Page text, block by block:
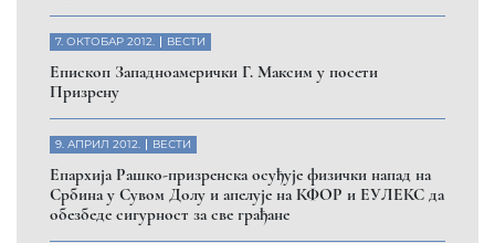
7. ОКТОБАР 2012. ВЕСТИ
Eпископ Западноамерички Г. Максим у посети
Призрену
9. АПРИЛ 2012. ВЕСТИ
Eпархија Рашко-призренска осуђује физички напад на
Србина у Сувом Долу и апелује на КФОР и ЕУЛЕКС да
обезбеде сигурност за све грађане